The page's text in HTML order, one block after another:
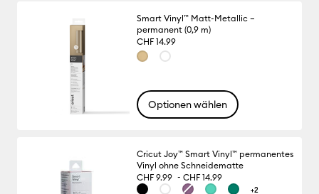
Smart Vinyl™ Matt-Metallic –
permanent (0,9 m)
CHF 14.99
Optionen wählen
Cricut Joy™ Smart Vinyl™ permanentes
Vinyl ohne Schneidematte
CHF 9.99 - CHF 14.99
+2